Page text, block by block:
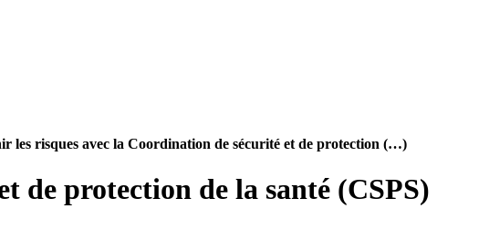
les risques avec la Coordination de sécurité et de protection (…)
de protection de la santé (CSPS)